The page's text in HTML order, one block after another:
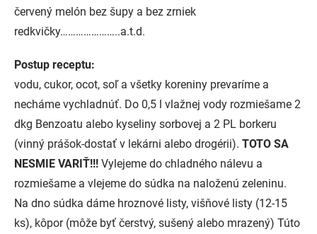
červený melón bez šupy a bez zrniek
redkvičky…………………..a.t.d.
Postup receptu:
vodu, cukor, ocot, soľ a všetky koreniny prevaríme a
necháme vychladnúť. Do 0,5 l vlažnej vody rozmiešame 2
dkg Benzoatu alebo kyseliny sorbovej a 2 PL borkeru
(vinný prášok-dostať v lekárni alebo drogérii). TOTO SA
NESMIE VARIŤ!!! Vylejeme do chladného nálevu a
rozmiešame a vlejeme do súdka na naloženú zeleninu.
Na dno súdka dáme hroznové listy, višňové listy (12-15
ks), kôpor (môže byť čerstvý, sušený alebo mrazený) Túto